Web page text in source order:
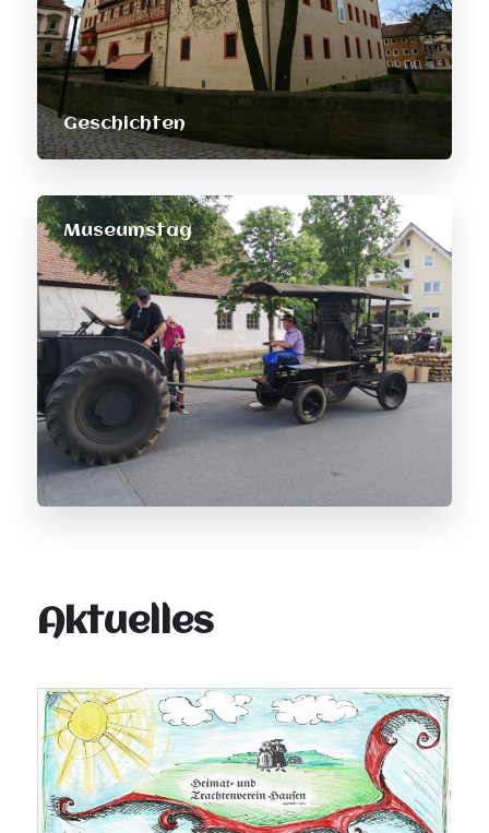
Geschichten
Museumstag
Aktuelles